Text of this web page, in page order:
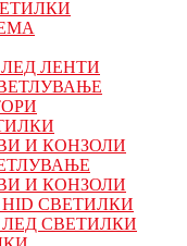
ЛЕНТИ
И КОНЗОЛИ
И КОНЗОЛИ
СВЕТИЛКИ
СВЕТИЛКИ